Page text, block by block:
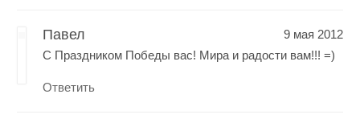
Павел
9 мая 2012
С Праздником Победы вас! Мира и радости вам!!! =)
Ответить